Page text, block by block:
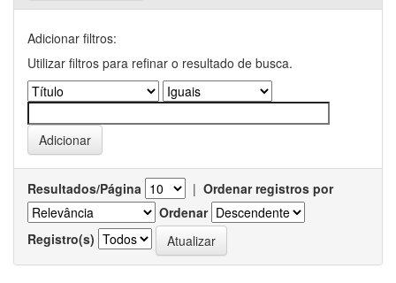
Adicionar filtros:
Utilizar filtros para refinar o resultado de busca.
Resultados/Página | Ordenar registros por
Ordenar
Registro(s)